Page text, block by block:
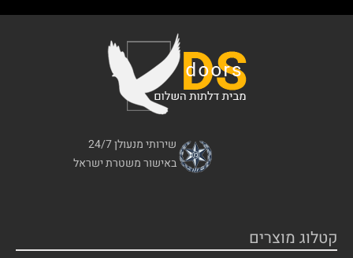
שירותי מנעולן 24/7
באישור משטרת ישראל
קטלוג מוצרים